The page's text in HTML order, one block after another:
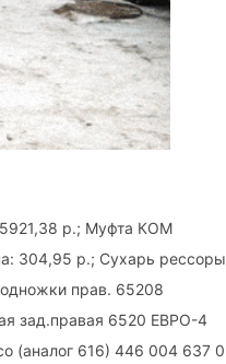
р.; Муфта КОМ
304,95 р.; Сухарь рессоры
прав. 65208
зад.правая 6520 ЕВРО-4
(аналог 616) 446 004 637 0